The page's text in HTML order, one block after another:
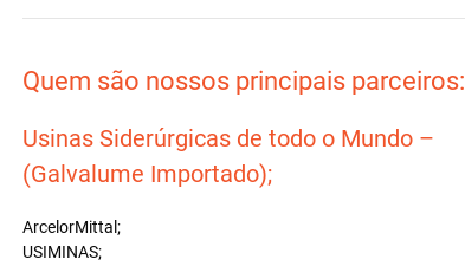
Quem são nossos principais parceiros:
Usinas Siderúrgicas de todo o Mundo –
(Galvalume Importado);
ArcelorMittal;
USIMINAS;